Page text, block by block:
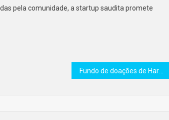
pela comunidade, a startup saudita promete